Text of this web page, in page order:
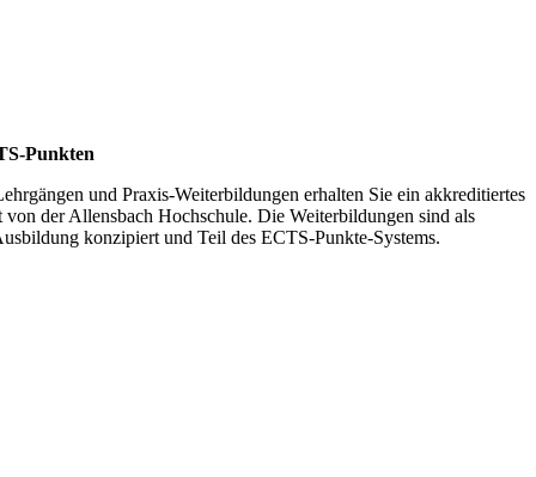
Punkten
und Praxis-Weiterbildungen erhalten Sie ein akkreditiertes
der Allensbach Hochschule. Die Weiterbildungen sind als
konzipiert und Teil des ECTS-Punkte-Systems.